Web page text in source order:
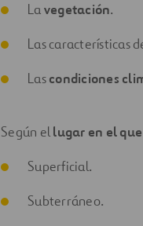
Lavegetación.
Las características
Lascondiciones
Según ellugar en el
Superficial.
Subterráneo.